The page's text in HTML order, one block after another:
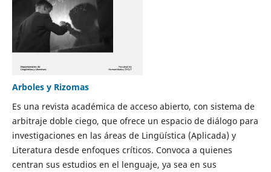
Arboles y Rizomas
Es una revista académica de acceso abierto, con sistema de
arbitraje doble ciego, que ofrece un espacio de diálogo para
investigaciones en las áreas de Lingüística (Aplicada) y
Literatura desde enfoques críticos. Convoca a quienes
centran sus estudios en el lenguaje, ya sea en sus